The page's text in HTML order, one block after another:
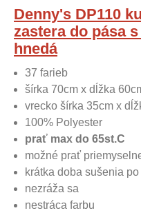
Denny's DP110
zastera do pása
hnedá
37 farieb
šírka 70cm x dĺžka
vrecko šírka 35cm x
100% Polyester
prať max do 65st.C
možné prať
krátka doba sušenia
nezráža sa
nestráca farbu